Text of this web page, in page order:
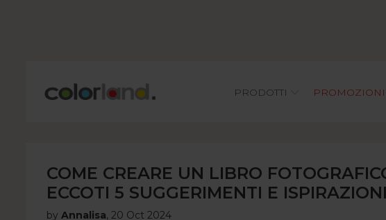
Main
PRODOTTI PROMOZIONI
COME CREARE UN LIBRO
ECCOTI 5 SUGGERIMENTI E ISPIRAZIONI
by Annalisa, 20 Oct 2024